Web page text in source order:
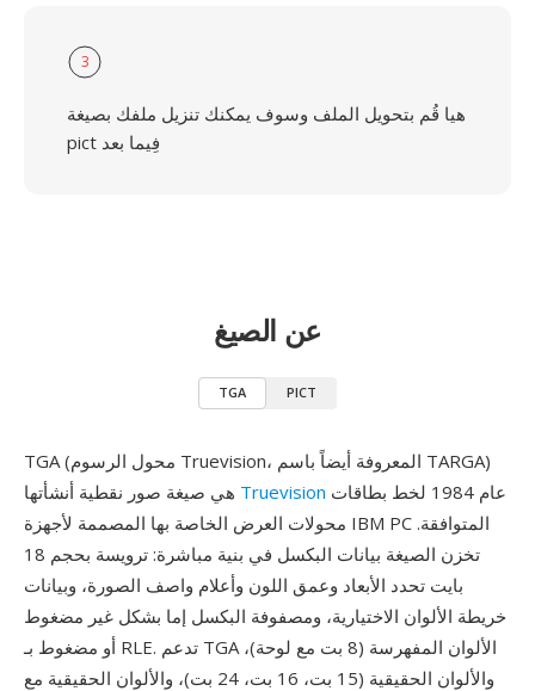
3
هيا قُم بتحويل الملف وسوف يمكنك تنزيل ملفك بصيغة
pict فِيما بعد
عن الصيغ
TGA PICT
TGA (محول الرسوم Truevision، المعروفة أيضاً باسم TARGA)
Truevision
محولات العرض الخاصة بها المصممة لأجهزة IBM PC المتوافقة.
تخزن الصيغة بيانات البكسل في بنية مباشرة: ترويسة بحجم 18
بايت تحدد الأبعاد وعمق اللون وأعلام واصف الصورة، وبيانات
خريطة الألوان الاختيارية، ومصفوفة البكسل إما بشكل غير مضغوط
أو مضغوط بـ RLE. تدعم TGA الألوان المفهرسة (8 بت مع لوحة)،
والألوان الحقيقية (15 بت، 16 بت، 24 بت)، والألوان الحقيقية مع